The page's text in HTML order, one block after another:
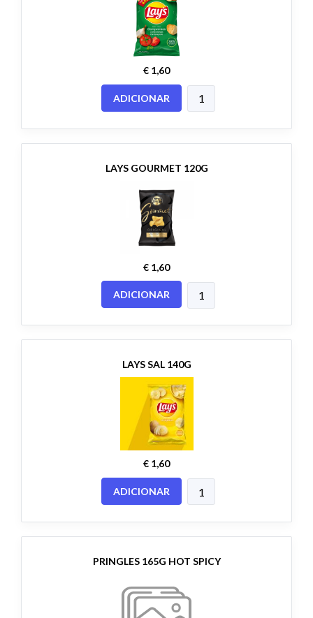
€ 1,60
ADICIONAR
LAYS GOURMET 120G
€ 1,60
ADICIONAR
LAYS SAL 140G
€ 1,60
ADICIONAR
PRINGLES 165G HOT SPICY